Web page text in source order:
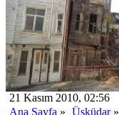
21 Kasım 2010, 02:56
Ana Sayfa » Üsküdar»